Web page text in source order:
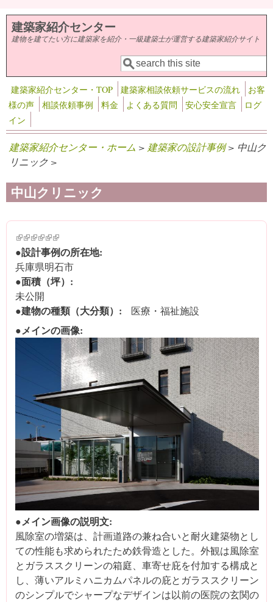
メインコンテンツに移動
建築家紹介センター
建物を建てたい方に建築家を紹介・一級建築士が運営する建築家紹介サイト
検索フォーム
検索
建築家紹介センター・TOP 建築家相談依頼サービスの流れ
お客
様の声
相談依頼事例 料金 よくある質問 安心安全宣言
ログ
イン
建築家紹介センター・ホーム > 建築家の設計事例> 中山ク
リニック >
中山クリニック
(link is external)
(link is external)
(link is external)
(link is external)
(link is external)
(link is external)
●設計事例の所在地:
兵庫県明石市
●面積（坪）:
未公開
●建物の種類（大分類）: 医療・福祉施設
●メインの画像:
●メイン画像の説明文:
風除室の増築は、計画道路の兼ね合いと耐火建築物とし
ての性能も求められたため鉄骨造とした。外観は風除室
とガラススクリーンの箱庭、車寄せ庇を付加する構成と
し、薄いアルミハニカムパネルの庇とガラススクリーン
のシンプルでシャープなデザインは以前の医院の玄関の